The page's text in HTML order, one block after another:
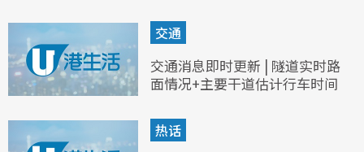
交通
交通消息即时更新 | 隧道实时路
面情况+主要干道估计行车时间
热话